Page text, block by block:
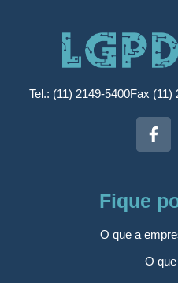
Tel.: (11) 2149-5400Fax (11)
Fique
O que a
O